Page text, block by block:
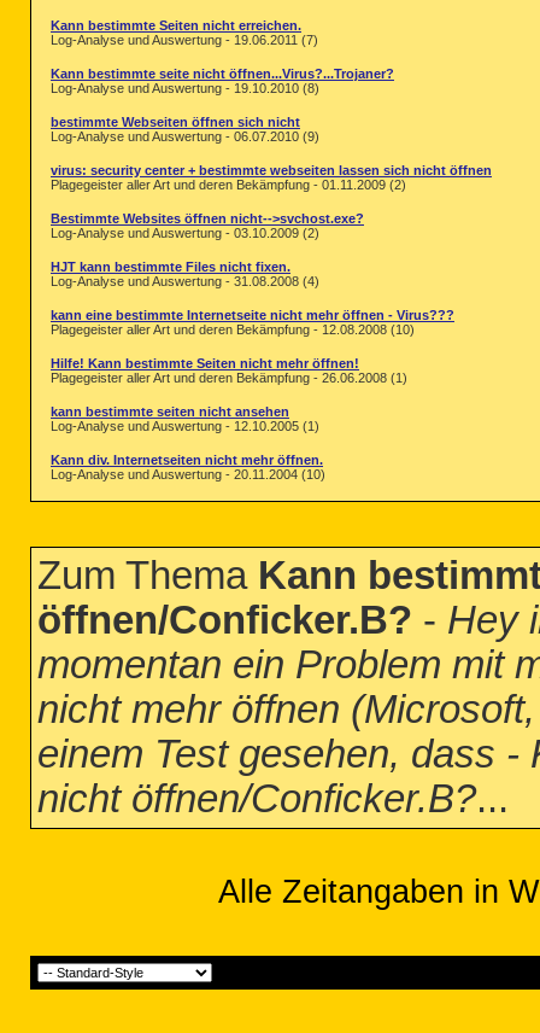
Kann bestimmte Seiten nicht erreichen.
Log-Analyse und Auswertung - 19.06.2011 (7)
Kann bestimmte seite nicht öffnen...Virus?...Trojaner?
Log-Analyse und Auswertung - 19.10.2010 (8)
bestimmte Webseiten öffnen sich nicht
Log-Analyse und Auswertung - 06.07.2010 (9)
virus: security center + bestimmte webseiten lassen sich nicht öffnen
Plagegeister aller Art und deren Bekämpfung - 01.11.2009 (2)
Bestimmte Websites öffnen nicht-->svchost.exe?
Log-Analyse und Auswertung - 03.10.2009 (2)
HJT kann bestimmte Files nicht fixen.
Log-Analyse und Auswertung - 31.08.2008 (4)
kann eine bestimmte Internetseite nicht mehr öffnen - Virus???
Plagegeister aller Art und deren Bekämpfung - 12.08.2008 (10)
Hilfe! Kann bestimmte Seiten nicht mehr öffnen!
Plagegeister aller Art und deren Bekämpfung - 26.06.2008 (1)
kann bestimmte seiten nicht ansehen
Log-Analyse und Auswertung - 12.10.2005 (1)
Kann div. Internetseiten nicht mehr öffnen.
Log-Analyse und Auswertung - 20.11.2004 (10)
Zum Thema Kann
öffnen/Conficker.B? - Hey
momentan ein Problem mit
nicht mehr öffnen
einem Test gesehen, dass
nicht öffnen/Conficker.B?...
Alle Zeitangaben in